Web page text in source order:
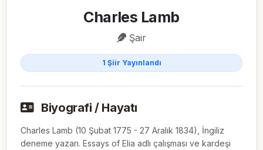
Charles Lamb
Şair
1 Şiir Yayınlandı
Biyografi / Hayatı
Charles Lamb (10 Şubat 1775 - 27 Aralık 1834), İngiliz
deneme yazarı. Essays of Elia adlı çalışması ve kardeşi